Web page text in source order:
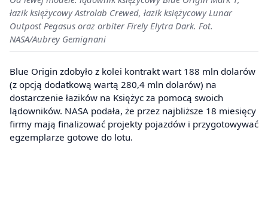
łazik księżycowy Astrolab Crewed, łazik księżycowy Lunar
Outpost Pegasus oraz orbiter Firely Elytra Dark. Fot.
NASA/Aubrey Gemignani
Blue Origin zdobyło z kolei kontrakt wart 188 mln dolarów
(z opcją dodatkową wartą 280,4 mln dolarów) na
dostarczenie łazików na Księżyc za pomocą swoich
lądowników. NASA podała, że przez najbliższe 18 miesięcy
firmy mają finalizować projekty pojazdów i przygotowywać
egzemplarze gotowe do lotu.